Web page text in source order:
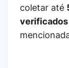
coletar até
verificados